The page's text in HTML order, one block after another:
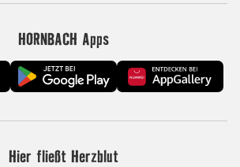
HORNBACH Apps
Hier fließt Herzblut